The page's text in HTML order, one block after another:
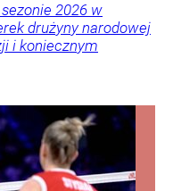
2026 w
drużyny narodowej
i koniecznym